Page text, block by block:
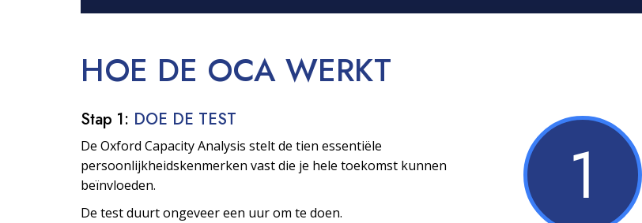
HOE DE OCA WERKT
Stap 1: DOE DE TEST
De Oxford Capacity Analysis stelt de tien essentiële
persoonlijkheids­kenmerken vast die je hele toekomst kunnen
beïnvloeden.
De test duurt ongeveer een uur om te doen.
1